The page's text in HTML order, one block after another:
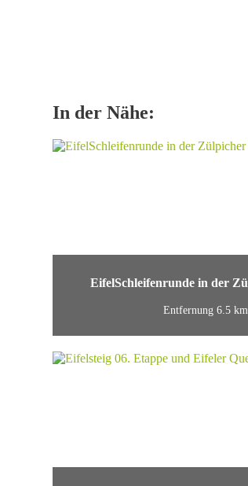
In der Nähe:
EifelSchleifenrunde in der
Entfernung 6.5 km